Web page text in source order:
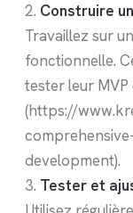
2. Construire
Travaillez sur
fonctionnelle.
tester leur
(https://
development).
3. Tester et